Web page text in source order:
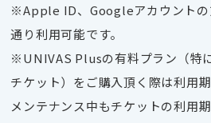
※Apple ID、Googleアカウントの
通り利用可能です。
※UNIVAS Plusの有料プラン（特
チケット）をご購入頂く際は利用
メンテナンス中もチケットの利用